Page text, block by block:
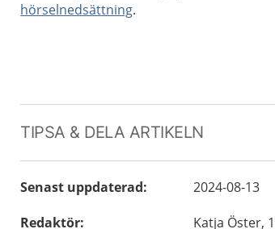
hörselnedsättning.
TIPSA & DELA ARTIKELN
Senast uppdaterad:
2024-08-13
Redaktör: Katja Öster,